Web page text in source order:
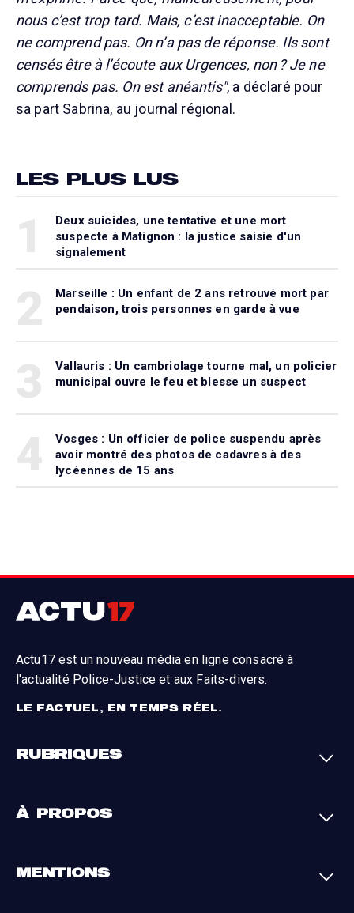
nous c’est trop tard. Mais, c’est inacceptable. On
ne comprend pas. On n’a pas de réponse. Ils sont
censés être à l’écoute aux Urgences, non ? Je ne
comprends pas. On est anéantis", a déclaré pour
sa part Sabrina, au journal régional.
LES PLUS LUS
Deux suicides, une tentative et une mort
suspecte à Matignon : la justice saisie d'un
signalement
Marseille : Un enfant de 2 ans retrouvé mort par
pendaison, trois personnes en garde à vue
Vallauris : Un cambriolage tourne mal, un policier
municipal ouvre le feu et blesse un suspect
Vosges : Un officier de police suspendu après
avoir montré des photos de cadavres à des
lycéennes de 15 ans
Actu17 est un nouveau média en ligne consacré à
l'actualité Police-Justice et aux Faits-divers.
LE FACTUEL, EN TEMPS RÉEL.
RUBRIQUES
Par région
À PROPOS
MENTIONS